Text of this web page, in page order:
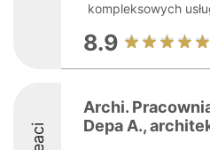
kompleksowych
8.9
Archi.
Depa A.,